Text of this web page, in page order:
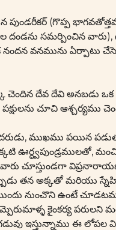
పుండరీకర్ (గొప్ప
దండను సమర్పించిన
నందన వనమును ఏర్పాటు
చెందిన దేవ దేవి అనబడు
చూచి ఆశ్చర్యము
ముఖము పయిన
ఊర్ధ్వపుండ్రములతో,
చూస్తుండగా
తన అక్కతో మరియు
నుంచొని ఉంటే
కైంకర్య పరులని
ఇస్తున్నాము ఈ లోపల